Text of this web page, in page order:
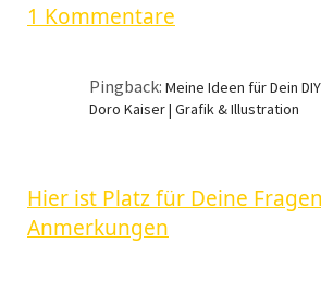
1 Kommentare
Pingback: Meine Ideen für Dein
Doro Kaiser | Grafik & Illustration
Hier ist Platz für Deine
Anmerkungen